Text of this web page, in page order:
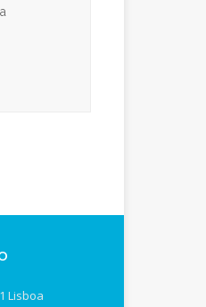
Lisboa